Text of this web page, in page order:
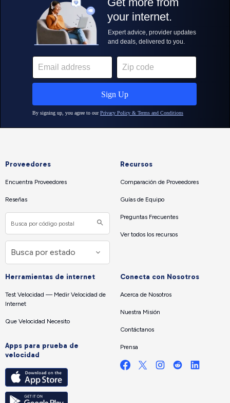
Proveedores
Encuentra Proveedores
Reseñas
Recursos
Comparación de Proveedores
Guías de Equipo
Preguntas Frecuentes
Ver todos los recursos
Herramientas de internet
Test Velocidad — Medir Velocidad de
Internet
Que Velocidad Necesito
Apps para prueba de
velocidad
Conecta con Nosotros
Acerca de Nosotros
Nuestra Misión
Contáctanos
Prensa